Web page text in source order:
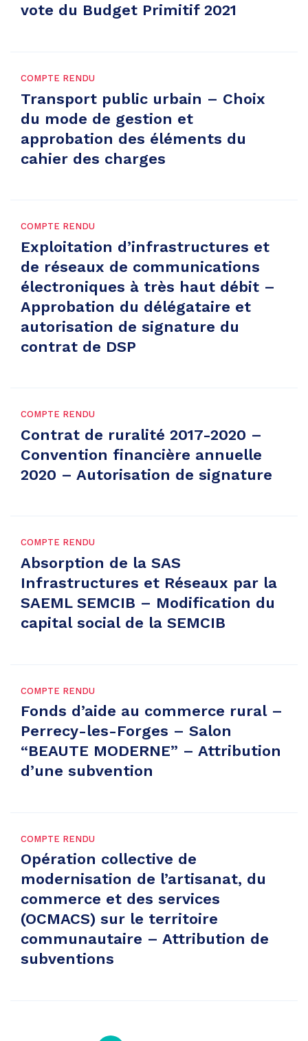
vote du Budget Primitif 2021
COMPTE RENDU
Transport public urbain – Choix
du mode de gestion et
approbation des éléments du
cahier des charges
COMPTE RENDU
Exploitation d’infrastructures et
de réseaux de communications
électroniques à très haut débit –
Approbation du délégataire et
autorisation de signature du
contrat de DSP
COMPTE RENDU
Contrat de ruralité 2017-2020 –
Convention financière annuelle
2020 – Autorisation de signature
COMPTE RENDU
Absorption de la SAS
Infrastructures et Réseaux par la
SAEML SEMCIB – Modification du
capital social de la SEMCIB
COMPTE RENDU
Fonds d’aide au commerce rural –
Perrecy-les-Forges – Salon
“BEAUTE MODERNE” – Attribution
d’une subvention
COMPTE RENDU
Opération collective de
modernisation de l’artisanat, du
commerce et des services
(OCMACS) sur le territoire
communautaire – Attribution de
subventions